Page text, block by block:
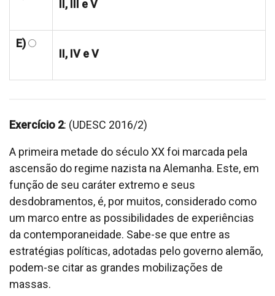
II, III e V
E)
II, IV e V
Exercício 2: (UDESC 2016/2)
A primeira metade do século XX foi marcada pela
ascensão do regime nazista na Alemanha. Este, em
função de seu caráter extremo e seus
desdobramentos, é, por muitos, considerado como
um marco entre as possibilidades de experiências
da contemporaneidade. Sabe-se que entre as
estratégias políticas, adotadas pelo governo alemão,
podem-se citar as grandes mobilizações de
massas.